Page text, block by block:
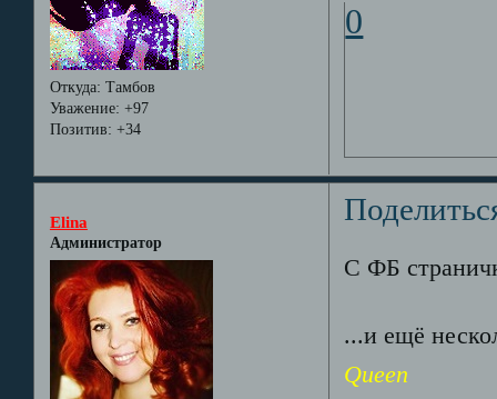
Откуда: Тамбов
Уважение: +97
Позитив: +34
0
Elina
Администратор
С ФБ
...и ещё
Queen